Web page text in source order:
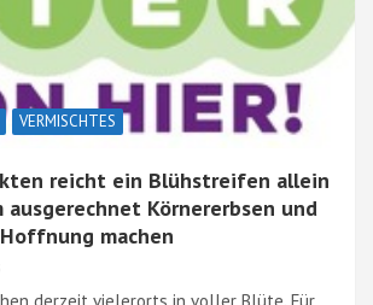
VERMISCHTES
reicht ein Blühstreifen allein
ausgerechnet Körnererbsen und
machen
derzeit vielerorts in voller Blüte. Für